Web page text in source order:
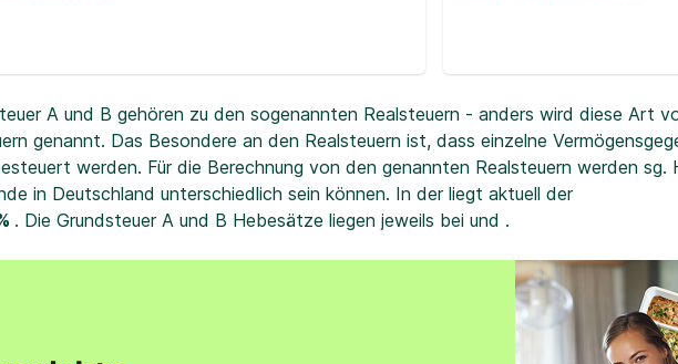
A und B gehören zu den sogenannten Realsteuern - anders wird diese Art
genannt. Das Besondere an den Realsteuern ist, dass einzelne
werden. Für die Berechnung von den genannten Realsteuern werden sg.
in Deutschland unterschiedlich sein können. In der liegt aktuell der
. Die Grundsteuer A und B Hebesätze liegen jeweils bei und .